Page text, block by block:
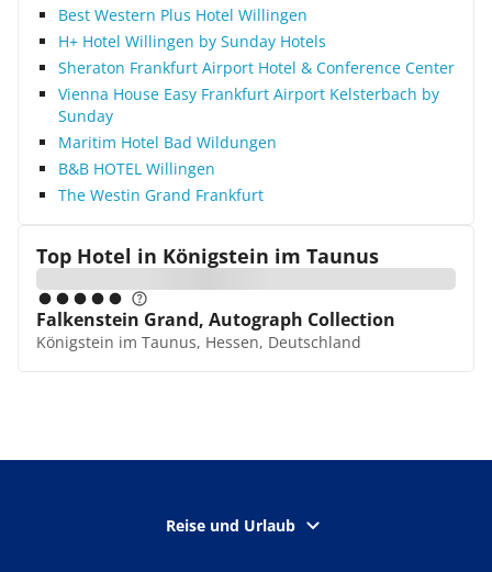
Best Western Plus Hotel Willingen
H+ Hotel Willingen by Sunday Hotels
Sheraton Frankfurt Airport Hotel & Conference Center
Vienna House Easy Frankfurt Airport Kelsterbach by
Sunday
Maritim Hotel Bad Wildungen
B&B HOTEL Willingen
The Westin Grand Frankfurt
Top Hotel in Königstein im Taunus
Falkenstein Grand, Autograph Collection
Königstein im Taunus, Hessen, Deutschland
Reise und Urlaub